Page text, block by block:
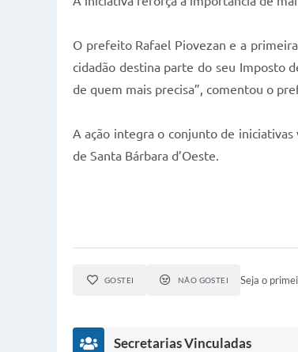
O prefeito Rafael Piovezan e a
cidadão destina parte do seu Imposto
de quem mais precisa”, comentou o
A ação integra o conjunto de iniciativas
de Santa Bárbara d’Oeste.
GOSTEI NÃO GOSTEI Seja o
Secretarias Vinculadas